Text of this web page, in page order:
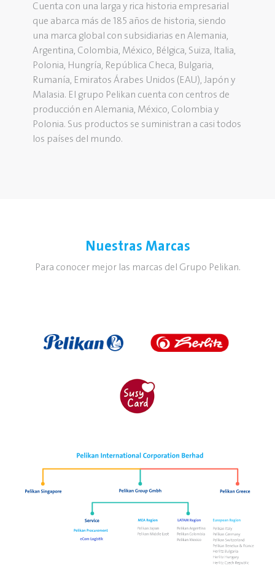
Cuenta con una larga y rica historia empresarial
que abarca más de 185 años de historia, siendo
una marca global con subsidiarias en Alemania,
Argentina, Colombia, México, Bélgica, Suiza, Italia,
Polonia, Hungría, República Checa, Bulgaria,
Rumanía, Emiratos Árabes Unidos (EAU), Japón y
Malasia. El grupo Pelikan cuenta con centros de
producción en Alemania, México, Colombia y
Polonia. Sus productos se suministran a casi todos
los países del mundo.
Nuestras Marcas
Para conocer mejor las marcas del Grupo Pelikan.